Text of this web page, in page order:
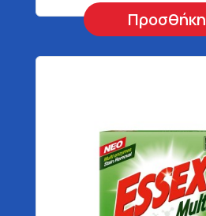
Προσθήκη